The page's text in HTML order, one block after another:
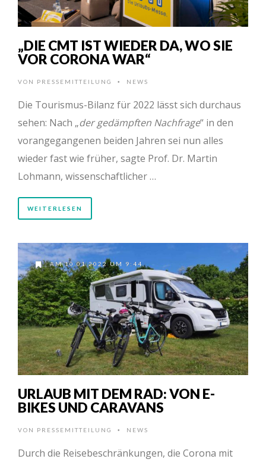
„DIE CMT IST WIEDER DA, WO SIE
VOR CORONA WAR“
VON PRESSEMITTEILUNG • NEWS
Die Tourismus-Bilanz für 2022 lässt sich durchaus
sehen: Nach „der gedämpften Nachfrage“ in den
vorangegangenen beiden Jahren sei nun alles
wieder fast wie früher, sagte Prof. Dr. Martin
Lohmann, wissenschaftlicher …
WEITERLESEN
AM 10.01.2022 UM 9:44
URLAUB MIT DEM RAD: VON E-
BIKES UND CARAVANS
VON PRESSEMITTEILUNG • NEWS
Durch die Reisebeschränkungen, die Corona mit